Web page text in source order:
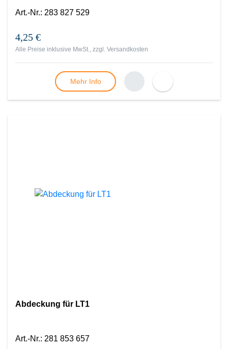
Art.-Nr.: 283 827 529
4,25 €
Alle Preise inklusive MwSt., zzgl. Versandkosten
Mehr Info
Abdeckung für LT1
Art.-Nr.: 281 853 657